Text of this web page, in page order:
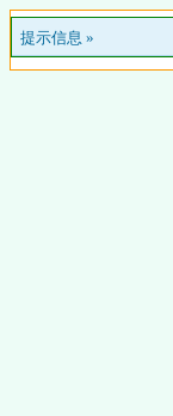
提示信息 »